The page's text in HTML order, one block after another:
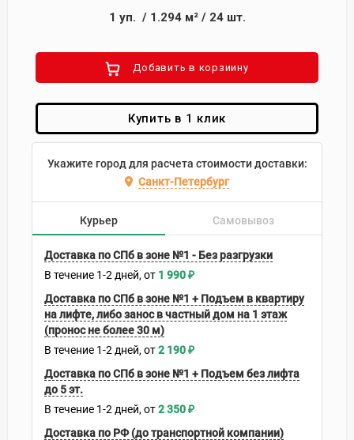
1 уп. / 1.294м²/ 24 шт.
Добавить в корзиину
Купить в 1 клик
Укажите город для расчета стоимости доставки:
Санкт-Петербург
Курьер Самовывоз
Доставка по СПб в зоне №1 - Без разгрузки
В течение 1-2 дней 1 990₽
Доставка по СПб в зоне №1 + Подъем в квартиру
на лифте, либо занос в частный дом на 1 этаж
(пронос не более 30 м)
В течение 1-2 дней 2 190₽
Доставка по СПб в зоне №1 + Подъем без лифта
до 5 эт.
В течение 1-2 дней 2 350₽
Доставка по РФ (до транспортной компании)